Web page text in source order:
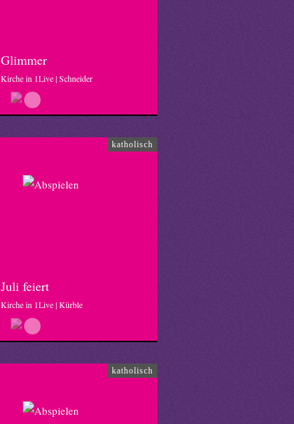
Glimmer
Kirche in 1Live | Schneider
katholisch
Juli feiert
Kirche in 1Live | Kürble
katholisch